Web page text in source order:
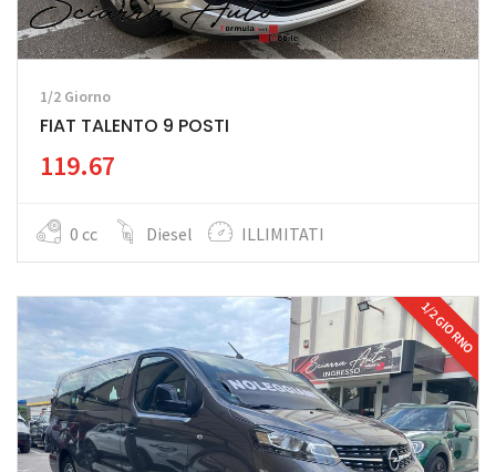
1/2 Giorno
FIAT TALENTO 9 POSTI
119.67
0 cc Diesel ILLIMITATI
1/2 GIORNO